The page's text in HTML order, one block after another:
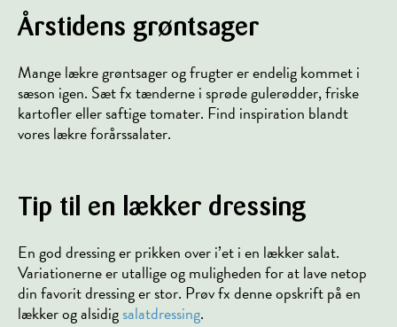
Årstidens grøntsager
Mange lækre grøntsager og frugter er endelig kommet i
sæson igen. Sæt fx tænderne i sprøde gulerødder, friske
kartofler eller saftige tomater. Find inspiration blandt
vores lækre forårssalater.
Tip til en lækker dressing
En god dressing er prikken over i’et i en lækker salat.
Variationerne er utallige og muligheden for at lave netop
din favorit dressing er stor. Prøv fx denne opskrift på en
lækker og alsidigsalatdressing.